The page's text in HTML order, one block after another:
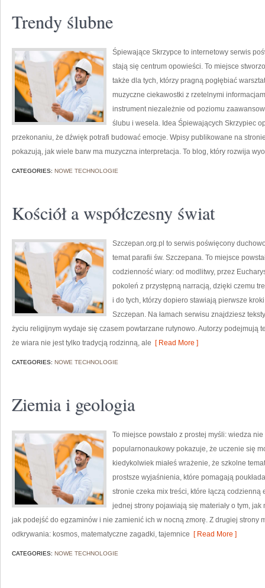
Trendy ślubne
Śpiewające Skrzypce to internetowy serwis
stają się centrum opowieści. To miejsce
także dla tych, którzy pragną pogłębiać
muzyczne ciekawostki z rzetelnymi
instrument niezależnie od poziomu
ślubu i wesela. Idea Śpiewających Skrzypiec
przekonaniu, że dźwięk potrafi budować emocje. Wpisy publikowane na
pokazują, jak wiele barw ma muzyczna interpretacja. To blog, który rozwija
CATEGORIES: NOWE TECHNOLOGIE
Kościół a współczesny świat
Szczepan.org.pl to serwis poświęcony
temat parafii św. Szczepana. To miejsce
codzienność wiary: od modlitwy, przez
pokoleń z przystępną narracją, dzięki czemu
i do tych, którzy dopiero stawiają pierwsze
Szczepan. Na łamach serwisu znajdziesz
życiu religijnym wydaje się czasem powtarzane rutynowo. Autorzy podejmują
że wiara nie jest tylko tradycją rodzinną, ale [ Read More ]
CATEGORIES: NOWE TECHNOLOGIE
Ziemia i geologia
To miejsce powstało z prostej myśli: wiedza
popularnonaukowy pokazuje, że uczenie się
kiedykolwiek miałeś wrażenie, że szkolne
prostsze wyjaśnienia, które pomagają
stronie czeka mix treści, które łączą
jednej strony pojawiają się materiały o tym,
jak podejść do egzaminów i nie zamienić ich w nocną zmorę. Z drugiej strony
odkrywania: kosmos, matematyczne zagadki, tajemnice [ Read More ]
CATEGORIES: NOWE TECHNOLOGIE